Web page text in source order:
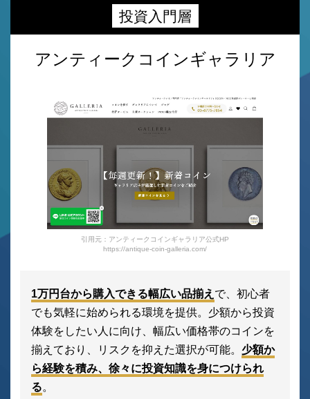
投資入門層
アンティークコインギャラリア
引用元：アンティークコインギャラリア公式HP
https://antique-coin-galleria.com/
1万円台から購入できる幅広い品揃え で、初心者
でも気軽に始められる環境を提供。少額から投資
体験をしたい人に向け、幅広い価格帯のコインを
揃えており、リスクを抑えた選択が可能。 少額か
ら経験を積み、徐々に投資知識を身につけられ
る。